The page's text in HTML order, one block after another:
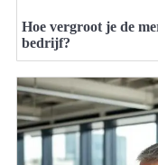
Hoe vergroot je de
bedrijf?